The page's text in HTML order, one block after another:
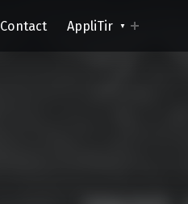
Contact AppliTir